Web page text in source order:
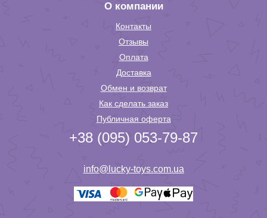
О компании
Контакты
Отзывы
Оплата
Доставка
Обмен и возврат
Как сделать заказ
Публичная оферта
+38 (095) 053-79-87
info@lucky-toys.com.ua